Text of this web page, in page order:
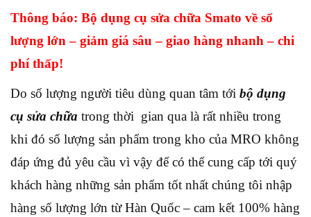
Thông báo: Bộ dụng cụ sửa chữa Smato về số
lượng lớn – giảm giá sâu – giao hàng nhanh – chi
phí thấp!
Do số lượng người tiêu dùng quan tâm tới bộ dụng
cụ sửa chữa trong thời gian qua là rất nhiều trong
khi đó số lượng sản phẩm trong kho của MRO không
đáp ứng đủ yêu cầu vì vậy để có thể cung cấp tới quý
khách hàng những sản phẩm tốt nhất chúng tôi nhập
hàng số lượng lớn từ Hàn Quốc – cam kết 100% hàng